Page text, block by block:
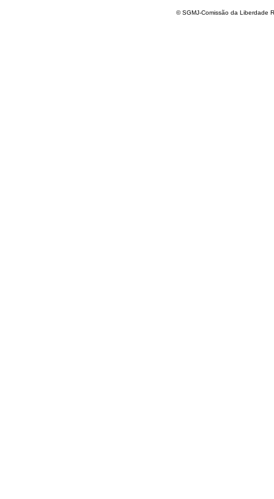
© SGMJ-Comissão da Liberdade